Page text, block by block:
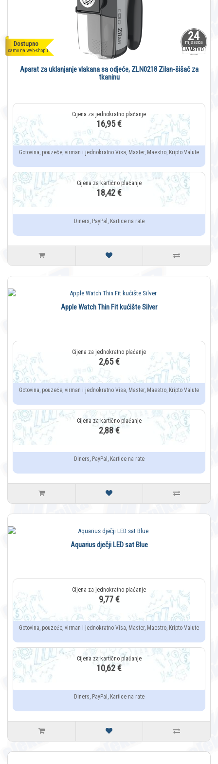
24
mjeseca
JAMSTVO
Dostupno
samo na web-shopu
Aparat za uklanjanje vlakana sa odjeće, ZLN0218 Zilan-šišač za
tkaninu
16,95 €
Gotovina, pouzeće, virman i jednokratno Visa, Master, Maestro, Kripto Valute
18,42 €
Diners, PayPal, Kartice na rate
Apple Watch Thin Fit kućište Silver
2,65 €
Gotovina, pouzeće, virman i jednokratno Visa, Master, Maestro, Kripto Valute
2,88 €
Diners, PayPal, Kartice na rate
Aquarius dječji LED sat Blue
9,77 €
Gotovina, pouzeće, virman i jednokratno Visa, Master, Maestro, Kripto Valute
10,62 €
Diners, PayPal, Kartice na rate